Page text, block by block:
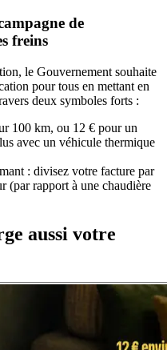
de
freins
le Gouvernement souhaite
pour tous en mettant en
deux symboles forts :
100 km, ou 12 € pour un
avec un véhicule thermique
: divisez votre facture par
(par rapport à une chaudière
aussi votre